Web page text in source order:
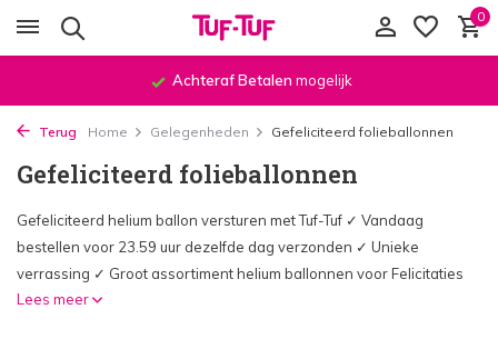
0
Achteraf Betalen mogelijk
Terug Home Gelegenheden Gefeliciteerd folieballonnen
Gefeliciteerd folieballonnen
Gefeliciteerd helium ballon versturen met Tuf-Tuf ✓ Vandaag
bestellen voor 23.59 uur dezelfde dag verzonden ✓ Unieke
verrassing ✓ Groot assortiment helium ballonnen voor Felicitaties
Lees meer